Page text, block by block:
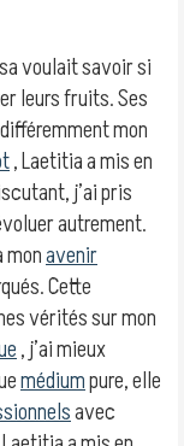
voulait savoir si
leurs fruits. Ses
mon
, Laetitia a mis en
j’ai pris
autrement.
monavenir
Cette
vérités sur mon
, j’ai mieux
médiumpure, elle
avec